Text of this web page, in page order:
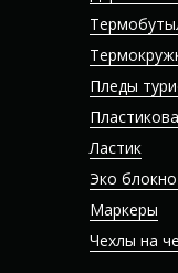
Пледы
Ластик
Эко
Маркеры
Чехлы на